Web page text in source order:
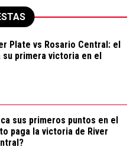
Plate vs Rosario Central: el
su primera victoria en el
sus primeros puntos en el
paga la victoria de River